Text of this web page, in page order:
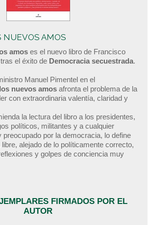
NUEVOS AMOS
amos es el nuevo libro de Francisco
el éxito de Democracia secuestrada.
Manuel Pimentel en el
nuevos amos afronta el problema de la
con extraordinaria valentía, claridad y
la lectura del libro a los presidentes,
políticos, militantes y a cualquier
preocupado por la democracia, lo define
alejado de lo políticamente correcto,
y golpes de conciencia muy
FIRMADOS POR EL
AUTOR